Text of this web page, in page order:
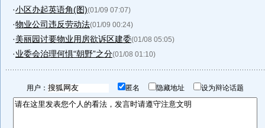
·小区办起英语角(图)(01/09 07:07)
·物业公司违反劳动法(01/09 00:24)
·美丽园讨要物业用房欲诉区建委(01/08 05:05)
·业委会治理何惧“朝野”之分(01/08 01:10)
用户： 匿名 隐藏地址 设为辩论话题